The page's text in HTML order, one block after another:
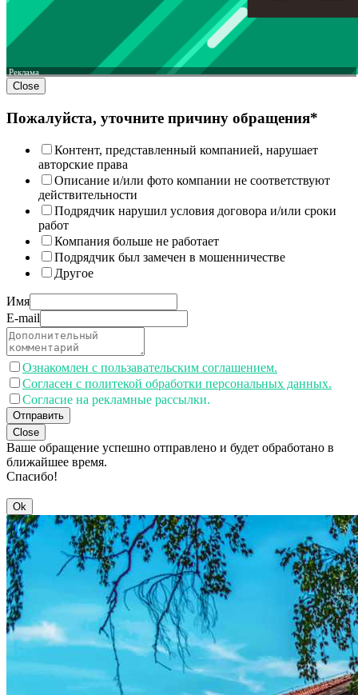
Реклама
Close
Пожалуйста, уточните причину обращения*
Контент, представленный компанией, нарушает
авторские права
Описание и/или фото компании не соответствуют
действительности
Подрядчик нарушил условия договора и/или сроки
работ
Компания больше не работает
Подрядчик был замечен в мошенничестве
Другое
Имя
E-mail
Ознакомлен с пользавательским соглашением.
Согласен с политекой обработки персональных данных.
Согласие на рекламные рассылки.
Отправить
Close
Ваше обращение успешно отправлено и будет обработано в
ближайшее время.
Спасибо!
Ok